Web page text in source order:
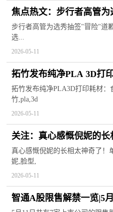
焦点热文：步行者高管
签拱手送人
步行者高管为选秀抽签"冒险"道
选...
2026-05-11
拓竹发布纯净PLA 3D打
起/件
拓竹发布纯净PLA3D打印耗材：
竹,pla,3d
2026-05-11
关注：真心感慨倪妮的
没一个是完美标配
真心感慨倪妮的长相太神奇了！
妮,脸型,
2026-05-11
智通A股限售解禁一览|5